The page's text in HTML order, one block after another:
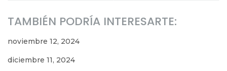
TAMBIÉN PODRÍA INTERESARTE:
noviembre 12, 2024
diciembre 11, 2024